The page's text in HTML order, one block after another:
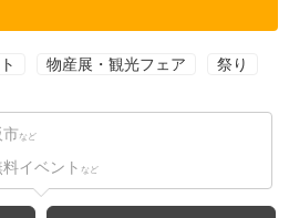
物産展・観光フェア 祭り
など
イベント など